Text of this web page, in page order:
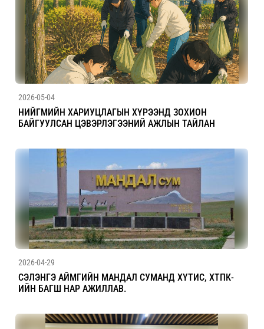
2026-05-04
НИЙГМИЙН ХАРИУЦЛАГЫН ХҮРЭЭНД ЗОХИОН
БАЙГУУЛСАН ЦЭВЭРЛЭГЭЭНИЙ АЖЛЫН ТАЙЛАН
2026-04-29
СЭЛЭНГЭ АЙМГИЙН МАНДАЛ СУМАНД ХҮТИС, ХТПК-
ИЙН БАГШ НАР АЖИЛЛАВ.